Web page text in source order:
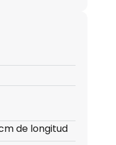
de longitud